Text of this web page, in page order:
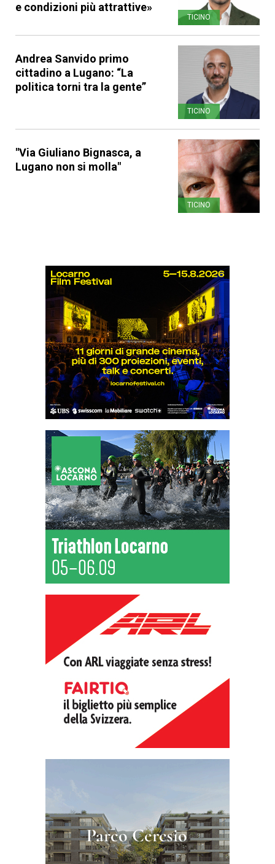
e condizioni più attrattive»
TICINO
Andrea Sanvido primo
cittadino a Lugano: “La
politica torni tra la gente”
TICINO
"Via Giuliano Bignasca, a
Lugano non si molla"
TICINO